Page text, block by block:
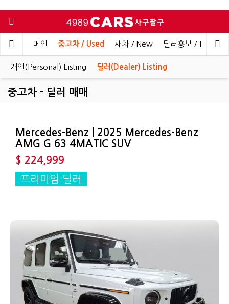
메인 중고차 / Used 새차 / New 딜러홍보 / Dealer
개인(Personal) Listing 딜러(Dealer) Listing
중고차 - 딜러 매매
Mercedes-Benz | 2025 Mercedes-Benz
AMG G 63 4MATIC SUV
$ 224,999
프리미엄 딜러